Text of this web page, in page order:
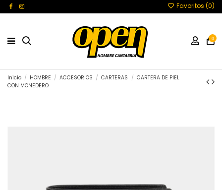
Favoritos (0)
0
Inicio HOMBRE ACCESORIOS CARTERAS
CARTERA DE PIEL
CON MONEDERO